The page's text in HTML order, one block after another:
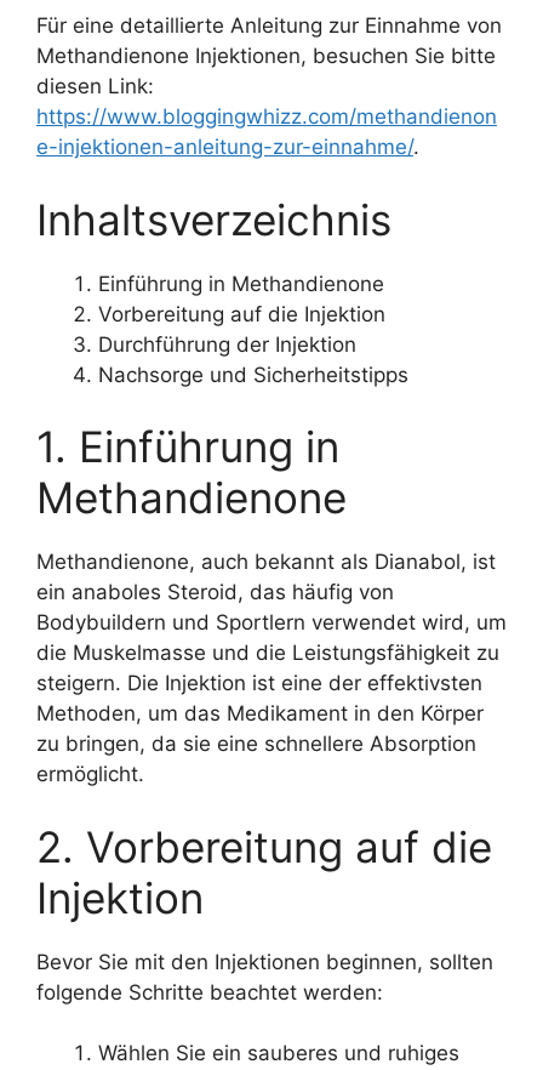
Für eine detaillierte Anleitung zur Einnahme von
Methandienone Injektionen, besuchen Sie bitte
diesen Link:
https://www.bloggingwhizz.com/methandienon
e-injektionen-anleitung-zur-einnahme/.
Inhaltsverzeichnis
Einführung in Methandienone
Vorbereitung auf die Injektion
Durchführung der Injektion
Nachsorge und Sicherheitstipps
1. Einführung in
Methandienone
Methandienone, auch bekannt als Dianabol, ist
ein anaboles Steroid, das häufig von
Bodybuildern und Sportlern verwendet wird, um
die Muskelmasse und die Leistungsfähigkeit zu
steigern. Die Injektion ist eine der effektivsten
Methoden, um das Medikament in den Körper
zu bringen, da sie eine schnellere Absorption
ermöglicht.
2. Vorbereitung auf die
Injektion
Bevor Sie mit den Injektionen beginnen, sollten
folgende Schritte beachtet werden:
Wählen Sie ein sauberes und ruhiges